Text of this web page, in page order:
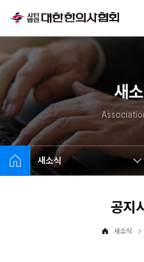
새
새소식
공지
새소식